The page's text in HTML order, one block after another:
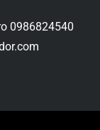
0986824540